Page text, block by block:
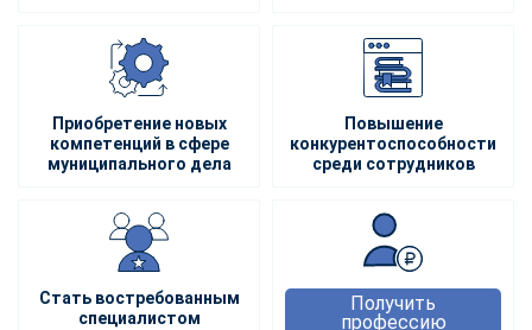
Приобретение новых
компетенций в сфере
муниципального дела
Повышение
конкурентоспособности
среди сотрудников
Стать востребованным
специалистом
Получить
профессию